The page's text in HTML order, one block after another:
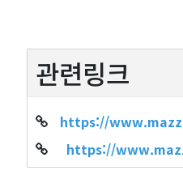
관련링크
https://